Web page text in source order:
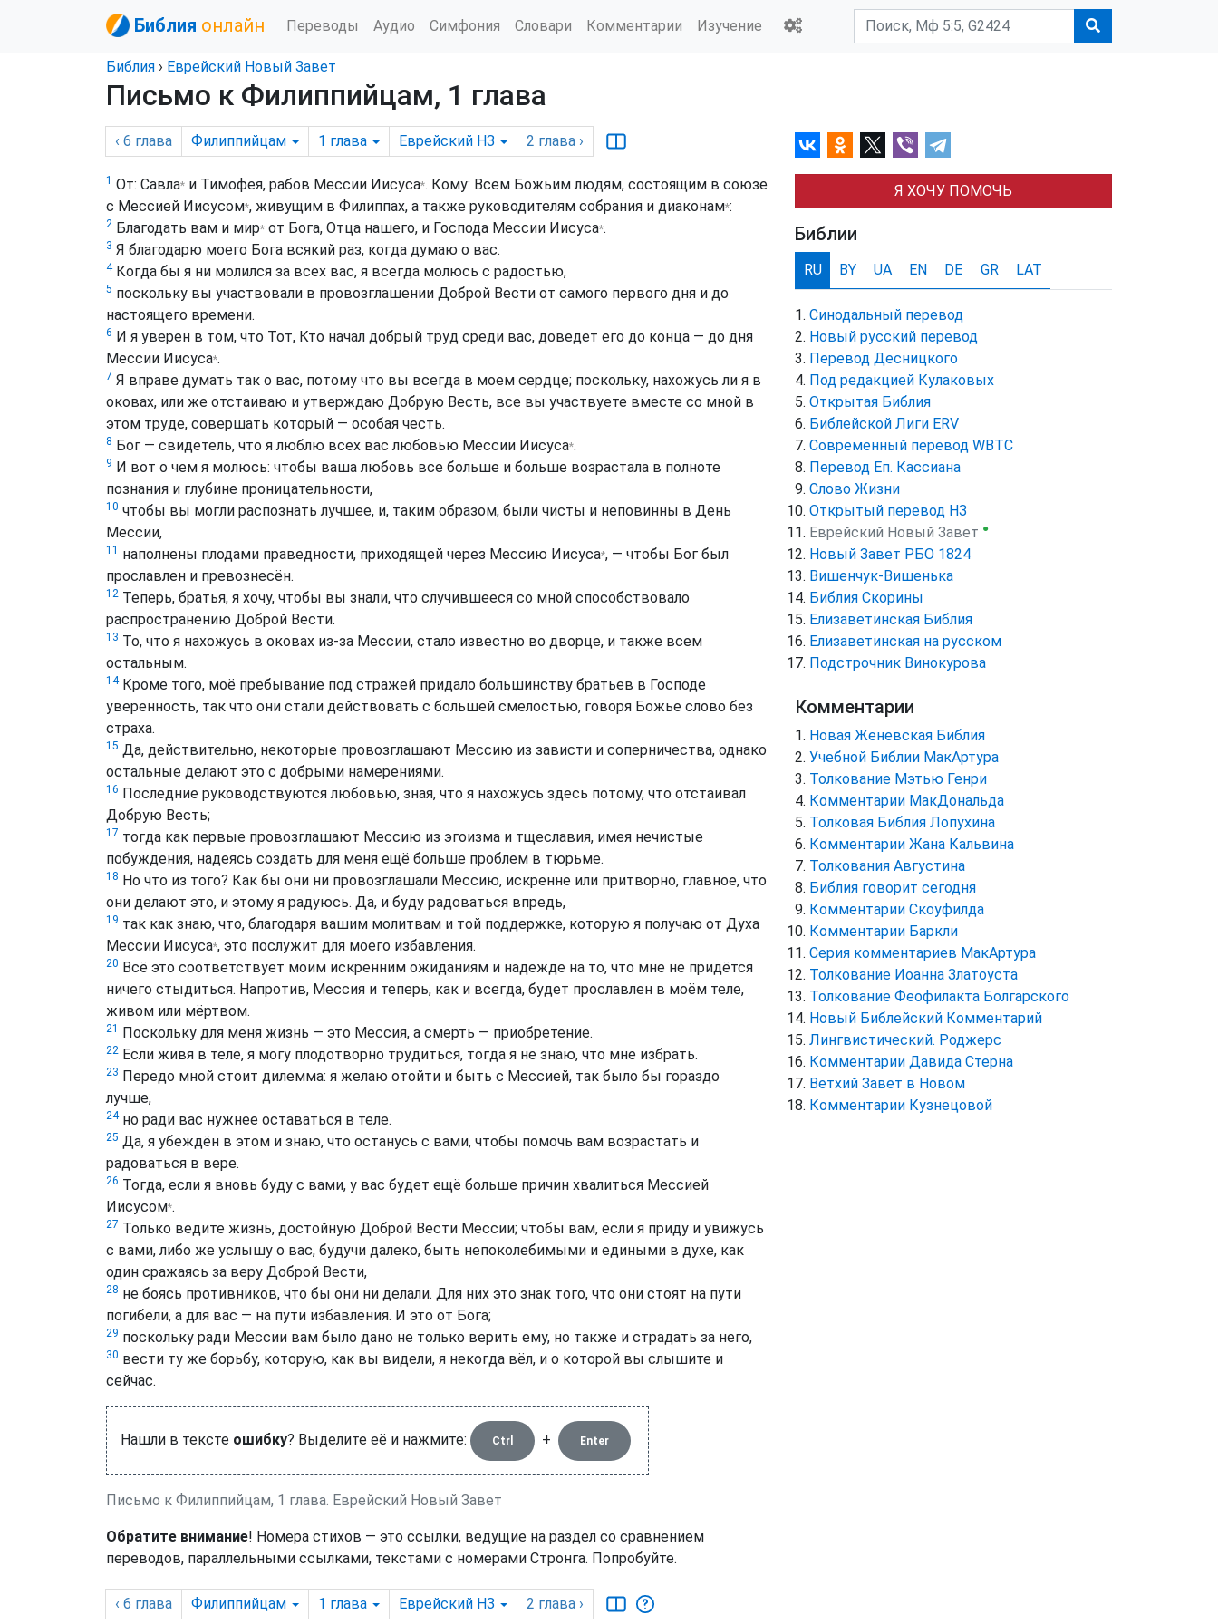
Библия онлайн Переводы Аудио Симфония Словари Комментарии Изучение
Библия › Еврейский Новый Завет
Письмо к Филиппийцам, 1 глава
‹ 6 глава Филиппийцам 1 глава Еврейский НЗ 2 глава ›
1 От: Савла* и Тимофея, рабов Мессии Иисуса*. Кому: Всем Божьим людям, состоящим в союзе
с Мессией Иисусом*, живущим в Филиппах, а также руководителям собрания и диаконам*:
2 Благодать вам и мир* от Бога, Отца нашего, и Господа Мессии Иисуса*.
3 Я благодарю моего Бога всякий раз, когда думаю о вас.
4Когда бы я ни молился за всех вас, я всегда молюсь с радостью,
5 поскольку вы участвовали в провозглашении Доброй Вести от самого первого дня и до
настоящего времени.
6 И я уверен в том, что Тот, Кто начал добрый труд среди вас, доведет его до конца — до дня
Мессии Иисуса*.
7 Я вправе думать так о вас, потому что вы всегда в моем сердце; поскольку, нахожусь ли я в
оковах, или же отстаиваю и утверждаю Добрую Весть, все вы участвуете вместе со мной в
этом труде, совершать который — особая честь.
8 Бог — свидетель, что я люблю всех вас любовью Мессии Иисуса*.
9 И вот о чем я молюсь: чтобы ваша любовь все больше и больше возрастала в полноте
познания и глубине проницательности,
10 чтобы вы могли распознать лучшее, и, таким образом, были чисты и неповинны в День
Мессии,
11 наполнены плодами праведности, приходящей через Мессию Иисуса*, — чтобы Бог был
прославлен и превознесён.
12 Теперь, братья, я хочу, чтобы вы знали, что случившееся со мной способствовало
распространению Доброй Вести.
13 То, что я нахожусь в оковах из-за Мессии, стало известно во дворце, и также всем
остальным.
14Кроме того, моё пребывание под стражей придало большинству братьев в Господе
уверенность, так что они стали действовать с большей смелостью, говоря Божье слово без
страха.
15 Да, действительно, некоторые провозглашают Мессию из зависти и соперничества, однако
остальные делают это с добрыми намерениями.
16 Последние руководствуются любовью, зная, что я нахожусь здесь потому, что отстаивал
Добрую Весть;
17 тогда как первые провозглашают Мессию из эгоизма и тщеславия, имея нечистые
побуждения, надеясь создать для меня ещё больше проблем в тюрьме.
18 Но что из того? Как бы они ни провозглашали Мессию, искренне или притворно, главное, что
они делают это, и этому я радуюсь. Да, и буду радоваться впредь,
19 так как знаю, что, благодаря вашим молитвам и той поддержке, которую я получаю от Духа
Мессии Иисуса*, это послужит для моего избавления.
20 Всё это соответствует моим искренним ожиданиям и надежде на то, что мне не придётся
ничего стыдиться. Напротив, Мессия и теперь, как и всегда, будет прославлен в моём теле,
живом или мёртвом.
21 Поскольку для меня жизнь — это Мессия, а смерть — приобретение.
22 Если живя в теле, я могу плодотворно трудиться, тогда я не знаю, что мне избрать.
23 Передо мной стоит дилемма: я желаю отойти и быть с Мессией, так было бы гораздо
лучше,
24но ради вас нужнее оставаться в теле.
25 Да, я убеждён в этом и знаю, что останусь с вами, чтобы помочь вам возрастать и
радоваться в вере.
26 Тогда, если я вновь буду с вами, у вас будет ещё больше причин хвалиться Мессией
Иисусом*.
27 Только ведите жизнь, достойную Доброй Вести Мессии; чтобы вам, если я приду и увижусь
с вами, либо же услышу о вас, будучи далеко, быть непоколебимыми и едиными в духе, как
один сражаясь за веру Доброй Вести,
28 не боясь противников, что бы они ни делали. Для них это знак того, что они стоят на пути
погибели, а для вас — на пути избавления. И это от Бога;
29 поскольку ради Мессии вам было дано не только верить ему, но также и страдать за него,
30 вести ту же борьбу, которую, как вы видели, я некогда вёл, и о которой вы слышите и
сейчас.
Нашли в тексте ошибку? Выделите её и нажмите: Ctrl + Enter
Письмо к Филиппийцам, 1 глава. Еврейский Новый Завет
Обратите внимание! Номера стихов — это ссылки, ведущие на раздел со сравнением
переводов, параллельными ссылками, текстами с номерами Стронга. Попробуйте.
‹ 6 глава Филиппийцам 1 глава Еврейский НЗ 2 глава ›
Я ХОЧУ ПОМОЧЬ
Библии
RU BY UA EN DE GR LAT
Синодальный перевод
Новый русский перевод
Перевод Десницкого
Под редакцией Кулаковых
Открытая Библия
Библейской Лиги ERV
Cовременный перевод WBTC
Перевод Еп. Кассиана
Слово Жизни
Открытый перевод НЗ
Еврейский Новый Завет ●
Новый Завет РБО 1824
Вишенчук-Вишенька
Библия Скорины
Елизаветинская Библия
Елизаветинская на русском
Подстрочник Винокурова
Комментарии
Новая Женевская Библия
Учебной Библии МакАртура
Толкование Мэтью Генри
Комментарии МакДональда
Толковая Библия Лопухина
Комментарии Жана Кальвина
Толкования Августина
Библия говорит сегодня
Комментарии Скоуфилда
Комментарии Баркли
Серия комментариев МакАртура
Толкование Иоанна Златоуста
Толкование Феофилакта Болгарского
Новый Библейский Комментарий
Лингвистический. Роджерс
Комментарии Давида Стерна
Ветхий Завет в Новом
Комментарии Кузнецовой